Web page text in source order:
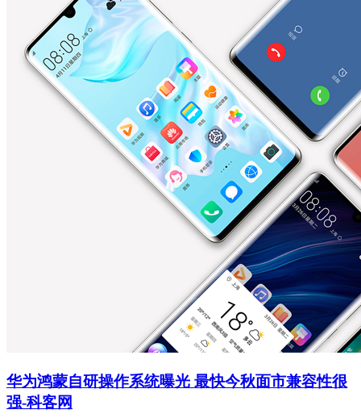
华为鸿蒙自研操作系统曝光 最快今秋面市兼容性很
强-科客网